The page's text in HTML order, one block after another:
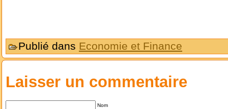
Publié dans Economie et Finance
Laisser un commentaire
Nom